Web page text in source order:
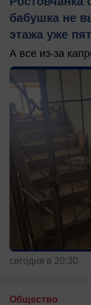
бабушка не
этажа уже
А все из-за
сегодня в 20:30
Общество